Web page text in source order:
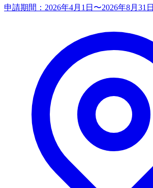
申請期間： 2026年4月1日〜2026年8月31日